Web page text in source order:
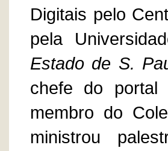
Digitais pelo
pela
Estado de S.
chefe do portal
membro do
ministrou